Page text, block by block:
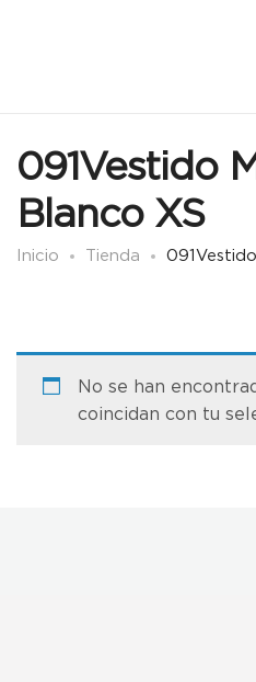
091Vestido
Blanco XS
Inicio Tienda
No se han
coincidan con tu